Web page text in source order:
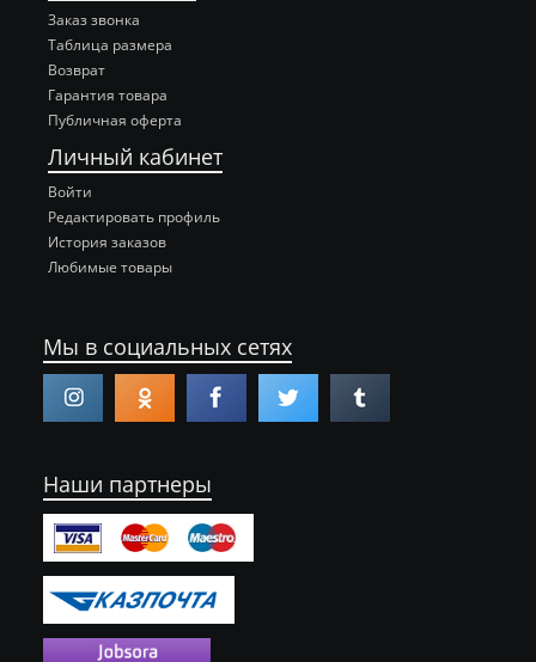
Заказ звонка
Таблица размера
Возврат
Гарантия товара
Публичная оферта
Личный кабинет
Войти
Редактировать профиль
История заказов
Любимые товары
Мы в социальных сетях
Наши партнеры